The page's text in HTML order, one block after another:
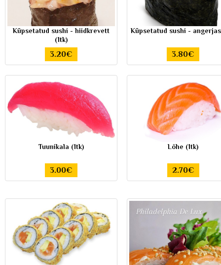
Küpsetatud sushi - hiidkrevett
(1tk)
3.20€
Küpsetatud sushi - angerjas
3.80€
Tuunikala (1tk)
3.00€
Lõhe (1tk)
2.70€